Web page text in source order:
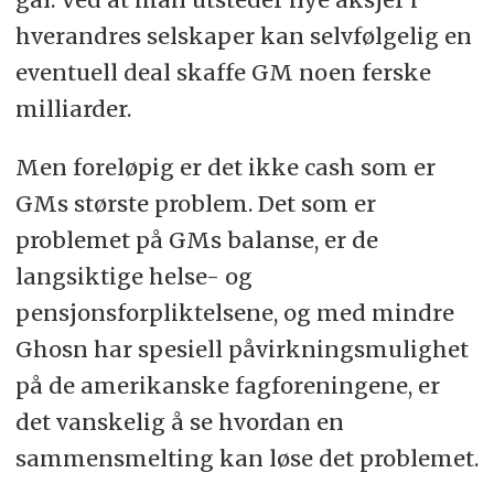
hverandres selskaper kan selvfølgelig en
eventuell deal skaffe GM noen ferske
milliarder.
Men foreløpig er det ikke cash som er
GMs største problem. Det som er
problemet på GMs balanse, er de
langsiktige helse- og
pensjonsforpliktelsene, og med mindre
Ghosn har spesiell påvirkningsmulighet
på de amerikanske fagforeningene, er
det vanskelig å se hvordan en
sammensmelting kan løse det problemet.